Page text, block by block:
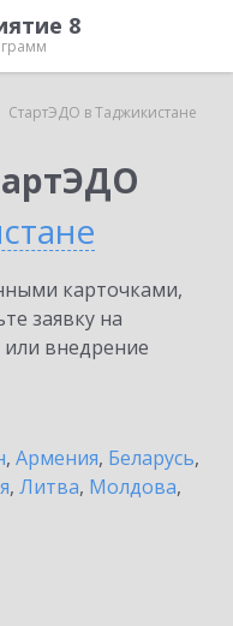
8
СтартЭДО в Таджикистане
карточками,
заявку на
внедрение
, Армения, Беларусь,
, Литва, Молдова,